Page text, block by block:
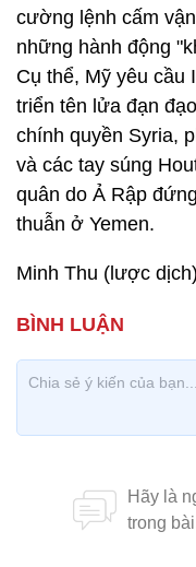
cường lệnh cấm
những hành động
Cụ thể, Mỹ yêu cầu
triển tên lửa đạn
chính quyền Syria,
và các tay súng
quân do Ả Rập
thuẫn ở Yemen.
Minh Thu (lược dịch)